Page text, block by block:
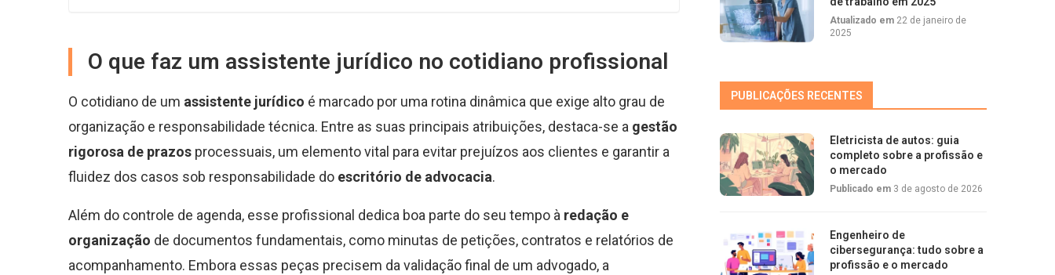
O que faz um assistente jurídico no cotidiano profissional
O cotidiano de um assistente jurídico é marcado por uma rotina dinâmica que exige alto grau de
organização e responsabilidade técnica. Entre as suas principais atribuições, destaca-se a gestão
rigorosa de prazos processuais, um elemento vital para evitar prejuízos aos clientes e garantir a
fluidez dos casos sob responsabilidade do escritório de advocacia.
Além do controle de agenda, esse profissional dedica boa parte do seu tempo à redação e
organização de documentos fundamentais, como minutas de petições, contratos e relatórios de
acompanhamento. Embora essas peças precisem da validação final de um advogado, a
Atualizado em 22 de janeiro de
2025
PUBLICAÇÕES RECENTES
Eletricista de autos: guia
completo sobre a profissão e
o mercado
Publicado em 3 de agosto de 2026
Engenheiro de
cibersegurança: tudo sobre a
profissão e o mercado